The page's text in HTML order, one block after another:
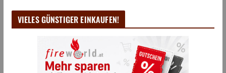
VIELES GÜNSTIGER EINKAUFEN!